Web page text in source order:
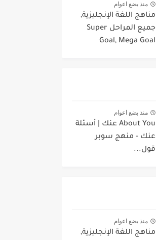
منذ بضع اعوام
مناهج اللغة الإنجليزية,
جميع المراحل Super
Goal, Mega Goal
منذ بضع اعوام
About You عنك | أسئلة
عنك - منهج سوبر
قول...
منذ بضع اعوام
مناهج اللغة الإنجليزية,